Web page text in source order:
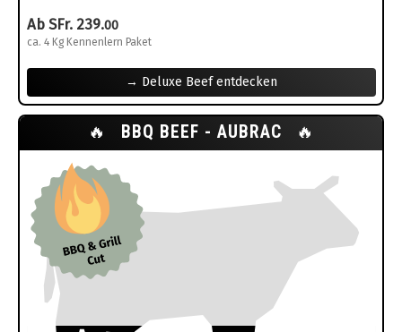
Ab SFr. 239.00
ca. 4 Kg Kennenlern Paket
→ Deluxe Beef entdecken
🔥 BBQ BEEF - AUBRAC 🔥